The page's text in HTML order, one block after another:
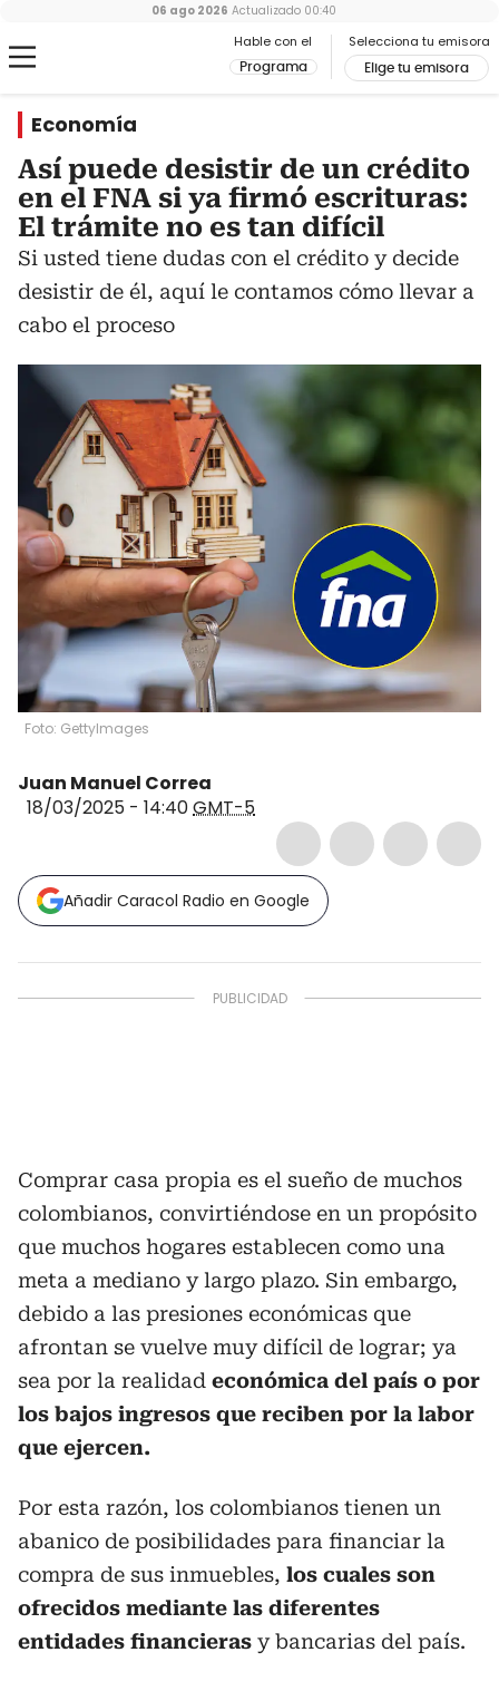
Hable con el
Programa
Selecciona tu emisora
Elige tu emisora
06 ago 2026 Actualizado 00:40
Economía
Así puede desistir de un crédito
en el FNA si ya firmó escrituras:
El trámite no es tan difícil
Si usted tiene dudas con el crédito y decide
desistir de él, aquí le contamos cómo llevar a
cabo el proceso
Foto: GettyImages
Juan Manuel Correa
18/03/2025 - 14:40GMT-5
Añadir Caracol Radio en Google
Comprar casa propia es el sueño de muchos
colombianos, convirtiéndose en un propósito
que muchos hogares establecen como una
meta a mediano y largo plazo. Sin embargo,
debido a las presiones económicas que
afrontan se vuelve muy difícil de lograr; ya
sea por la realidad económica del país o por
los bajos ingresos que reciben por la labor
que ejercen.
Por esta razón, los colombianos tienen un
abanico de posibilidades para financiar la
compra de sus inmuebles, los cuales son
ofrecidos mediante las diferentes
entidades financieras y bancarias del país.